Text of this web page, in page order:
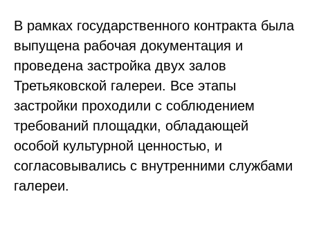
В рамках государственного контракта была
выпущена рабочая документация и
проведена застройка двух залов
Третьяковской галереи. Все этапы
застройки проходили с соблюдением
требований площадки, обладающей
особой культурной ценностью, и
согласовывались с внутренними службами
галереи.